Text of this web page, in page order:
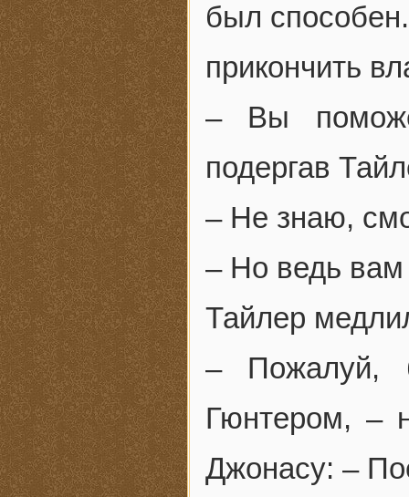
был
прикончить
– Вы
подергав
– Не знаю,
– Но ведь вам
Тайлер
– Пожалуй,
Гюнтером, –
Джонасу: –